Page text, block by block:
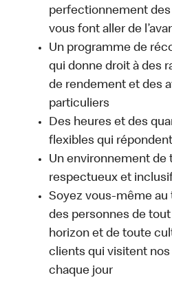
perfectionnement
vous font aller de
Un programme de
qui donne droit à des
de rendement et des
particuliers
Des heures et des
flexibles qui
Un environnement de
respectueux et
Soyez vous-même au
des personnes de
horizon et de toute
clients qui visitent
chaque jour